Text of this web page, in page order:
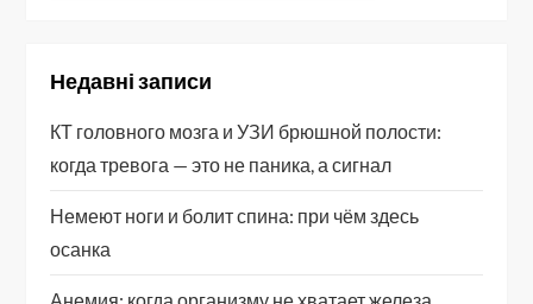
Недавні записи
КТ головного мозга и УЗИ брюшной полости:
когда тревога — это не паника, а сигнал
Немеют ноги и болит спина: при чём здесь
осанка